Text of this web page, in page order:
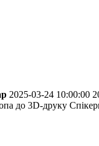
2025-03-24 10:00:00
до 3D-друку